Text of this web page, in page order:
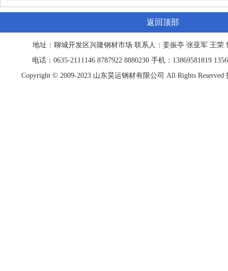
返回顶部
地址：聊城开发区兴隆钢材市场 联系人：姜振亭 张亚军 王荣
电话：0635-2111146 8787922 8880230 手机：13869581819
Copyright © 2009-2023 山东昊运钢材有限公司 All Rights